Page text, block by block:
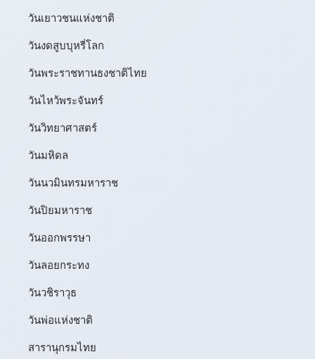
วันเยาวชนแห่งชาติ
วันงดสูบบุหรี่โลก
วันพระราชทานธงชาติไทย
วันไหว้พระจันทร์​
วันวิทยาศาสตร์
วันมหิดล
วันนวมินทรมหาราช
วันปิยมหาราช
วันออกพรรษา
วันลอยกระทง
วันวชิราวุธ
วันพ่อแห่งชาติ
สารานุกรมไทย